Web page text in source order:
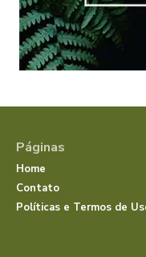
Páginas
Home
Contato
Políticas e Termos de